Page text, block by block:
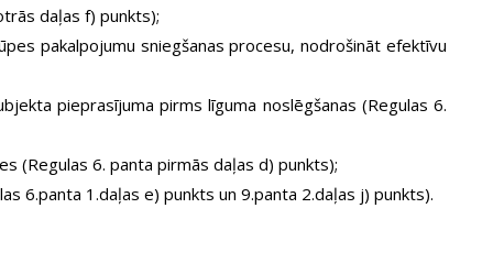
daļas f) punkts);
pakalpojumu sniegšanas procesu, nodrošināt efektīvu
pieprasījuma pirms līguma noslēgšanas (Regulas 6.
(Regulas 6. panta pirmās daļas d) punkts);
6.panta 1.daļas e) punkts un 9.panta 2.daļas j) punkts).